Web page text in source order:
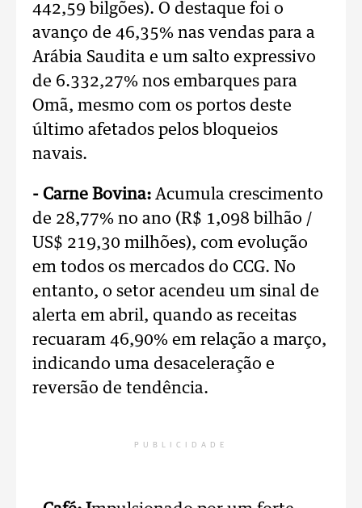
442,59 bilgões). O destaque foi o
avanço de 46,35% nas vendas para a
Arábia Saudita e um salto expressivo
de 6.332,27% nos embarques para
Omã, mesmo com os portos deste
último afetados pelos bloqueios
navais.
- Carne Bovina: Acumula crescimento
de 28,77% no ano (R$ 1,098 bilhão /
US$ 219,30 milhões), com evolução
em todos os mercados do CCG. No
entanto, o setor acendeu um sinal de
alerta em abril, quando as receitas
recuaram 46,90% em relação a março,
indicando uma desaceleração e
reversão de tendência.
PUBLICIDADE